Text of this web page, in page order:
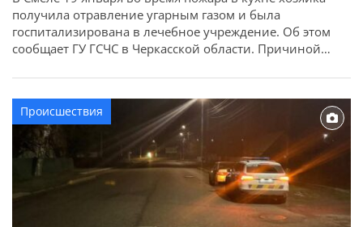
получила отравление угарным газом и была
госпитализирована в лечебное учреждение. Об этом
сообщает ГУ ГСЧС в Черкасской области. Причиной
Происшествия